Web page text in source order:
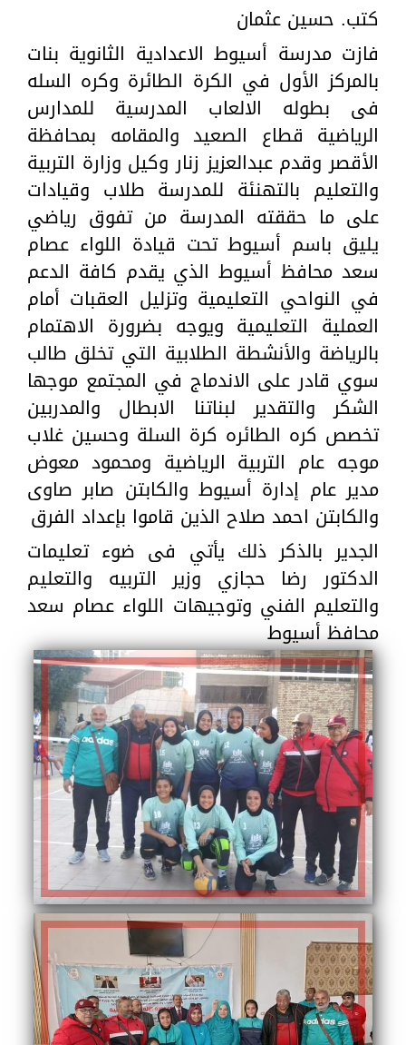
كتب. حسين عثمان
فازت مدرسة أسيوط الاعدادية الثانوية بنات
بالمركز الأول في الكرة الطائرة وكره السله
فى بطوله الالعاب المدرسية للمدارس
الرياضية قطاع الصعيد والمقامه بمحافظة
الأقصر وقدم عبدالعزيز زنار وكيل وزارة التربية
والتعليم بالتهنئة للمدرسة طلاب وقيادات
على ما حققته المدرسة من تفوق رياضي
يليق باسم أسيوط تحت قيادة اللواء عصام
سعد محافظ أسيوط الذي يقدم كافة الدعم
في النواحي التعليمية وتزليل العقبات أمام
العملية التعليمية ويوجه بضرورة الاهتمام
بالرياضة والأنشطة الطلابية التي تخلق طالب
سوي قادر على الاندماج في المجتمع موجها
الشكر والتقدير لبناتنا الابطال والمدربين
تخصص كره الطائره كرة السلة وحسين غلاب
موجه عام التربية الرياضية ومحمود معوض
مدير عام إدارة أسيوط والكابتن صابر صاوى
والكابتن احمد صلاح الذين قاموا بإعداد الفرق
الجدير بالذكر ذلك يأتي فى ضوء تعليمات
الدكتور رضا حجازي وزير التربيه والتعليم
والتعليم الفني وتوجيهات اللواء عصام سعد
محافظ أسيوط